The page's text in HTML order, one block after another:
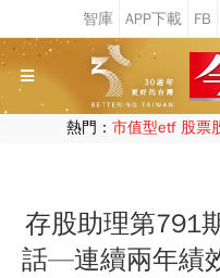
熱門： 市值型etf 股票
存股助理第791
話—連續兩年績